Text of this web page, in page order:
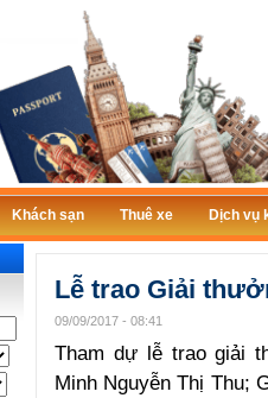
Khách sạn Thuê xe Dịch vụ
Lễ trao Giải
09/09/2017 - 08:41
Tham dự lễ trao giải
Minh Nguyễn Thị Thu;